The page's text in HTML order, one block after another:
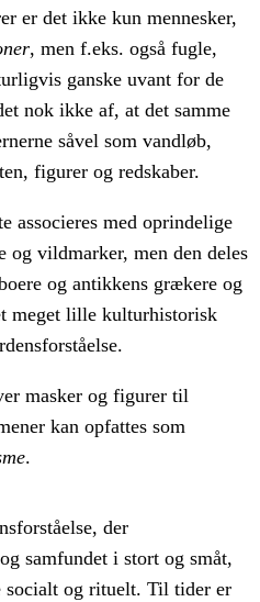
er det ikke kun mennesker,
, men f.eks. også fugle,
ganske uvant for de
nok ikke af, at det samme
såvel som vandløb,
figurer og redskaber.
associeres med oprindelige
vildmarker, men den deles
og antikkens grækere og
meget lille kulturhistorisk
masker og figurer til
kan opfattes som
.
der
samfundet i stort og småt,
socialt og rituelt. Til tider er